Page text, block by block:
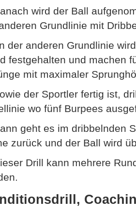
wird der Ball
Grundlinie mit
der anderen Grundlinie
festgehalten und machen
mit maximaler
der Sportler fertig ist,
wo fünf Burpees
geht es im dribbelnden
zurück und der Ball wird
Drill kann mehrere